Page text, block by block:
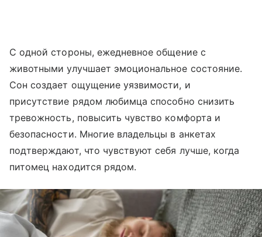
С одной стороны, ежедневное общение с
животными улучшает эмоциональное состояние.
Сон создает ощущение уязвимости, и
присутствие рядом любимца способно снизить
тревожность, повысить чувство комфорта и
безопасности. Многие владельцы в анкетах
подтверждают, что чувствуют себя лучше, когда
питомец находится рядом.